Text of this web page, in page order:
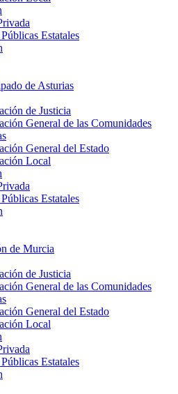
Estatales
de Asturias
de Justicia
General de las Comunidades
General del Estado
Local
Estatales
de Murcia
de Justicia
General de las Comunidades
General del Estado
Local
Estatales